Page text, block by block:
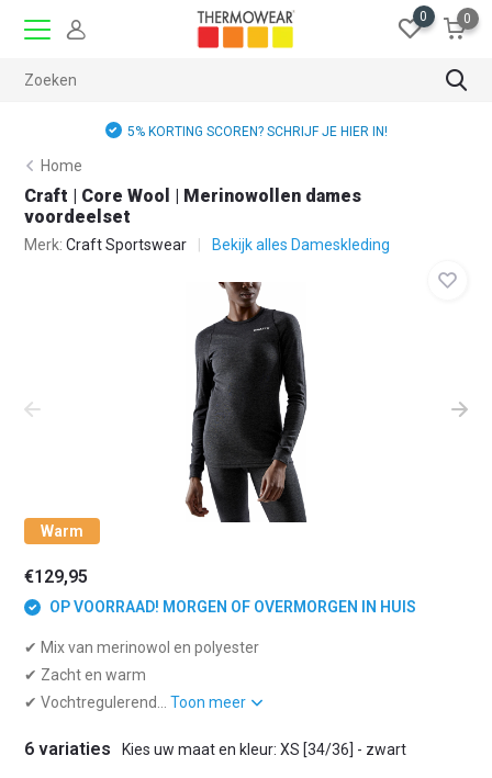
0 0
5% KORTING SCOREN? SCHRIJF JE HIER IN!
Home
Craft | Core Wool | Merinowollen dames
voordeelset
Merk:Craft Sportswear Bekijk alles Dameskleding
Warm
€129,95
OP VOORRAAD! MORGEN OF OVERMORGEN IN HUIS
✔ Mix van merinowol en polyester
✔ Zacht en warm
✔ Vochtregulerend...Toon meer
6 variaties Kies uw maat en kleur: XS [34/36] - zwart